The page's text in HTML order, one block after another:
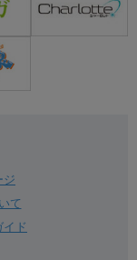
ジ
て
イド